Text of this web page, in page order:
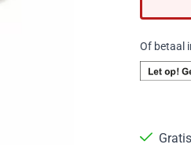
Of betaal